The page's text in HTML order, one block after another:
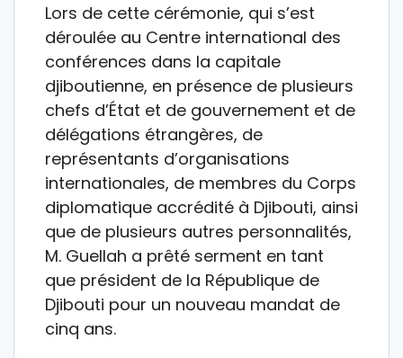
Lors de cette cérémonie, qui s’est
déroulée au Centre international des
conférences dans la capitale
djiboutienne, en présence de plusieurs
chefs d’État et de gouvernement et de
délégations étrangères, de
représentants d’organisations
internationales, de membres du Corps
diplomatique accrédité à Djibouti, ainsi
que de plusieurs autres personnalités,
M. Guellah a prêté serment en tant
que président de la République de
Djibouti pour un nouveau mandat de
cinq ans.